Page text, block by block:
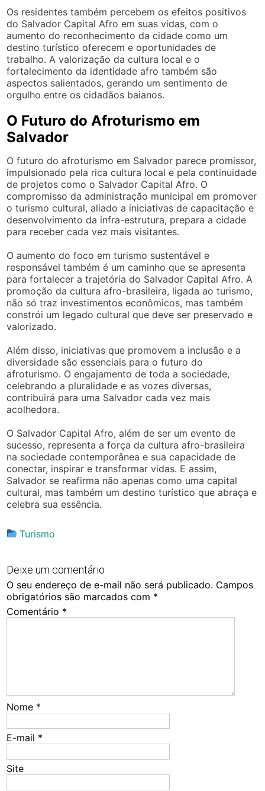
Os residentes também percebem os efeitos positivos
do Salvador Capital Afro em suas vidas, com o
aumento do reconhecimento da cidade como um
destino turístico oferecem e oportunidades de
trabalho. A valorização da cultura local e o
fortalecimento da identidade afro também são
aspectos salientados, gerando um sentimento de
orgulho entre os cidadãos baianos.
O Futuro do Afroturismo em
Salvador
O futuro do afroturismo em Salvador parece promissor,
impulsionado pela rica cultura local e pela continuidade
de projetos como o Salvador Capital Afro. O
compromisso da administração municipal em promover
o turismo cultural, aliado a iniciativas de capacitação e
desenvolvimento da infra-estrutura, prepara a cidade
para receber cada vez mais visitantes.
O aumento do foco em turismo sustentável e
responsável também é um caminho que se apresenta
para fortalecer a trajetória do Salvador Capital Afro. A
promoção da cultura afro-brasileira, ligada ao turismo,
não só traz investimentos econômicos, mas também
constrói um legado cultural que deve ser preservado e
valorizado.
Além disso, iniciativas que promovem a inclusão e a
diversidade são essenciais para o futuro do
afroturismo. O engajamento de toda a sociedade,
celebrando a pluralidade e as vozes diversas,
contribuirá para uma Salvador cada vez mais
acolhedora.
O Salvador Capital Afro, além de ser um evento de
sucesso, representa a força da cultura afro-brasileira
na sociedade contemporânea e sua capacidade de
conectar, inspirar e transformar vidas. E assim,
Salvador se reafirma não apenas como uma capital
cultural, mas também um destino turístico que abraça e
celebra sua essência.
Turismo
Deixe um comentário
O seu endereço de e-mail não será publicado. Campos
obrigatórios são marcados com *
Comentário *
Nome *
E-mail *
Site